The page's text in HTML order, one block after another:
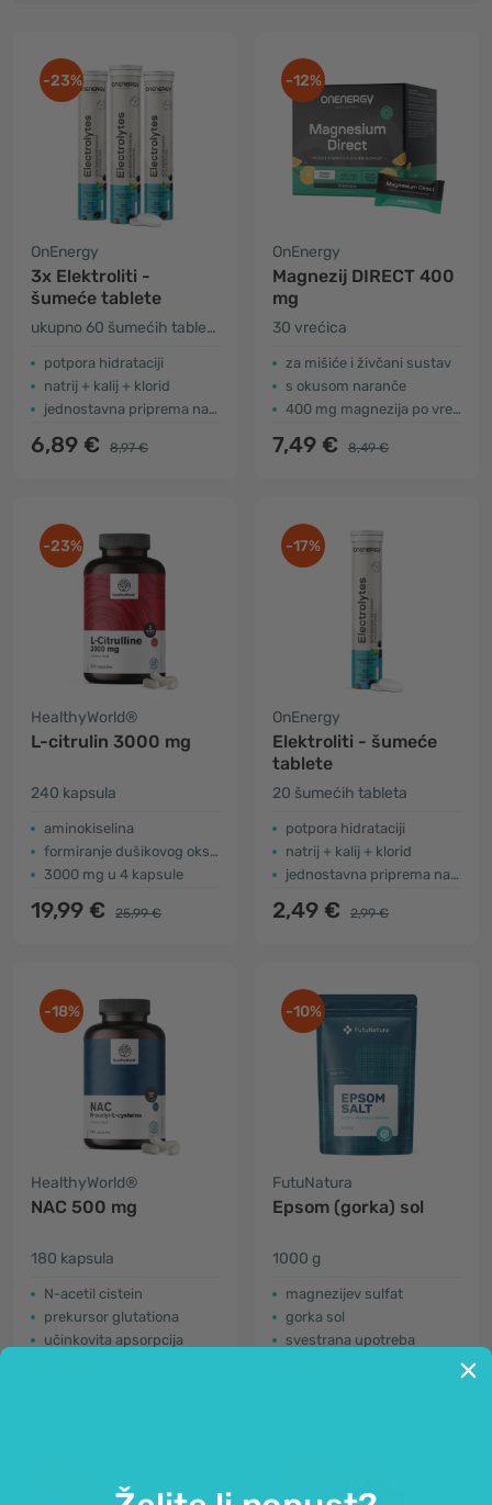
-23%
OnEnergy
3x Elektroliti -
šumeće tablete
ukupno 60 šumećih tableta
potpora hidrataciji
natrij + kalij + klorid
jednostavna priprema napitka
6,89 € 8,97 €
-12%
OnEnergy
Magnezij DIRECT 400
mg
30 vrećica
za mišiće i živčani sustav
s okusom naranče
400 mg magnezija po vrećici
7,49 € 8,49 €
-23%
HealthyWorld®
L-citrulin 3000 mg
240 kapsula
aminokiselina
formiranje dušikovog oksida
3000 mg u 4 kapsule
19,99 € 25,99 €
-17%
OnEnergy
Elektroliti - šumeće
tablete
20 šumećih tableta
potpora hidrataciji
natrij + kalij + klorid
jednostavna priprema napitka
2,49 € 2,99 €
-18%
HealthyWorld®
NAC 500 mg
180 kapsula
N-acetil cistein
prekursor glutationa
učinkovita apsorpcija
-10%
FutuNatura
Epsom (gorka) sol
1000 g
magnezijev sulfat
gorka sol
svestrana upotreba